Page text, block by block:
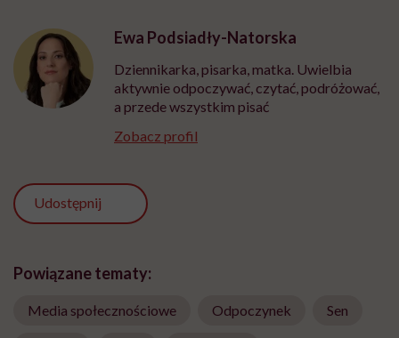
Ewa Podsiadły-Natorska
Dziennikarka, pisarka, matka. Uwielbia
aktywnie odpoczywać, czytać, podróżować,
a przede wszystkim pisać
Zobacz profil
Udostępnij
Powiązane tematy:
Media społecznościowe Odpoczynek Sen